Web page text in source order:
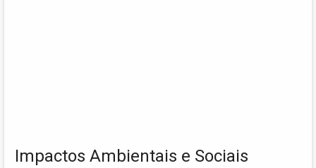
Impactos Ambientais e Sociais